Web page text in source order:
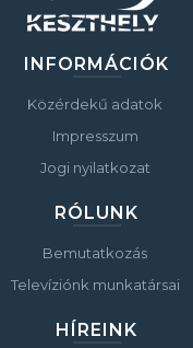
INFORMÁCIÓK
Közérdekű adatok
Impresszum
Jogi nyilatkozat
RÓLUNK
Bemutatkozás
Televíziónk munkatársai
HÍREINK